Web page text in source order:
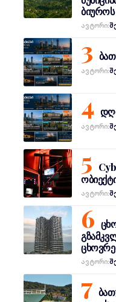
Ავტორი:
Ავტორი:
Ავტორი:
Ავტორი:
Ავტორი: